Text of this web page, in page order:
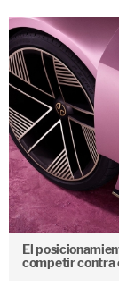
El
competir contra